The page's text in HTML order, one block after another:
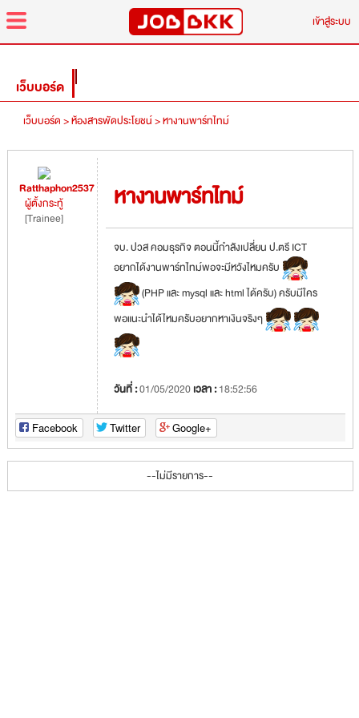
menu
เข้าสู่ระบบ
เว็บบอร์ด
เว็บบอร์ด >ห้องสารพัดประโยชน์ >หางานพาร์ทไทม์
Ratthaphon2537
ผู้ตั้งกระทู้
[Trainee]
หางานพาร์ทไทม์
จบ. ปวส คอมธุรกิจ ตอนนี้กำลังเปลี่ยน ป.ตรี ICT
อยากได้งานพาร์ทไทม์พอจะมีหวังไหมครับ
(PHP และ mysql และ html ได้ครับ) ครับมีใคร
พอแนะนำได้ไหมครับอยากหาเงินจริงๆ
วันที่ :01/05/2020เวลา :18:52:56
Facebook Twitter Google+
--ไม่มีรายการ--